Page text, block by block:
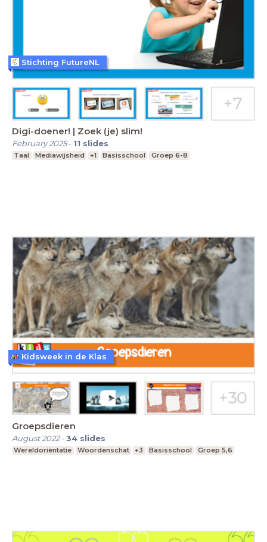
Digi-doener! | Zoek (je) slim!
February 2025- 11 slides
Taal Mediawijsheid +1 Basisschool Groep 6-8
Stichting FutureNL
Groepsdieren
August 2022-34 slides
Wereldoriëntatie Woordenschat +3 Basisschool Groep 5,6
Kidsweek in de Klas